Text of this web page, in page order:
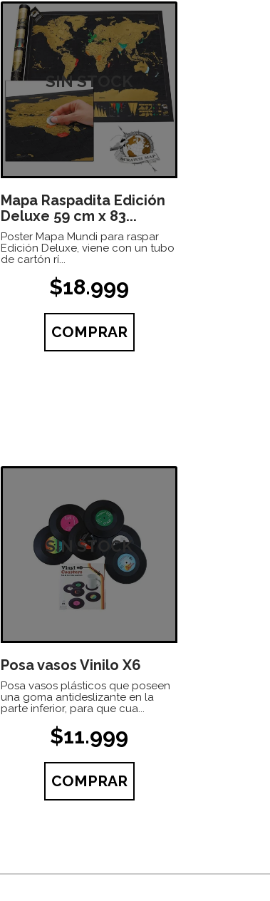
SIN STOCK
Mapa Raspadita Edición
Deluxe 59 cm x 83...
Poster Mapa Mundi para raspar
Edición Deluxe, viene con un tubo
de cartón rí...
$18.999
COMPRAR
SIN STOCK
Posa vasos Vinilo X6
Posa vasos plásticos que poseen
una goma antideslizante en la
parte inferior, para que cua...
$11.999
COMPRAR